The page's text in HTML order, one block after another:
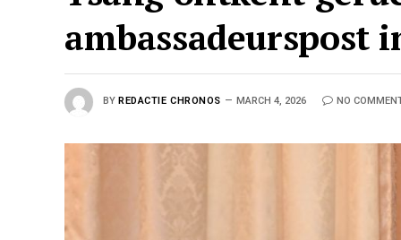
ambassadeurspost
BY REDACTIE CHRONOS MARCH 4, 2026 NO